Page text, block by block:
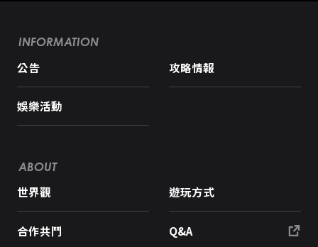
INFORMATION
公告 攻略情報
娛樂活動
ABOUT
世界觀 遊玩方式
合作共鬥 Q&A